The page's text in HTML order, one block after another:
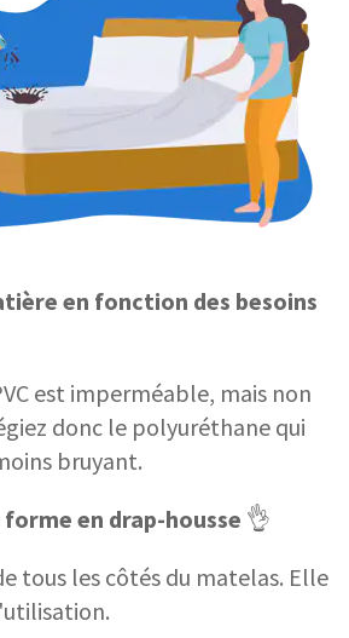
en fonction des besoins
est imperméable, mais non
donc le polyuréthane qui
bruyant.
forme en drap-housse 👌
tous les côtés du matelas. Elle